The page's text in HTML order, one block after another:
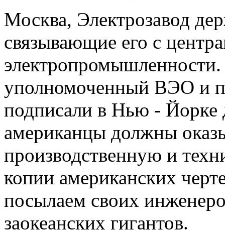
Москва, Электрозавод
связывающие его с
уполномоченный ВЭО и
подписали в Нью - Йорке
американцы должны
производственную и
копии американских
посылаем своих
заокеанских гигантов.